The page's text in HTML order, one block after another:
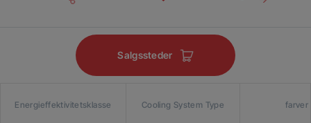
Salgssteder
Energieffektivitetsklasse Cooling System Type farver